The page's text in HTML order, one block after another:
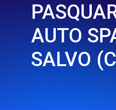
AUTO
SALVO